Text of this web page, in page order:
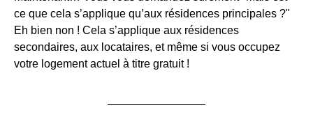
ce que cela s’applique qu’aux résidences principales ?"
Eh bien non ! Cela s’applique aux résidences
secondaires, aux locataires, et même si vous occupez
votre logement actuel à titre gratuit !